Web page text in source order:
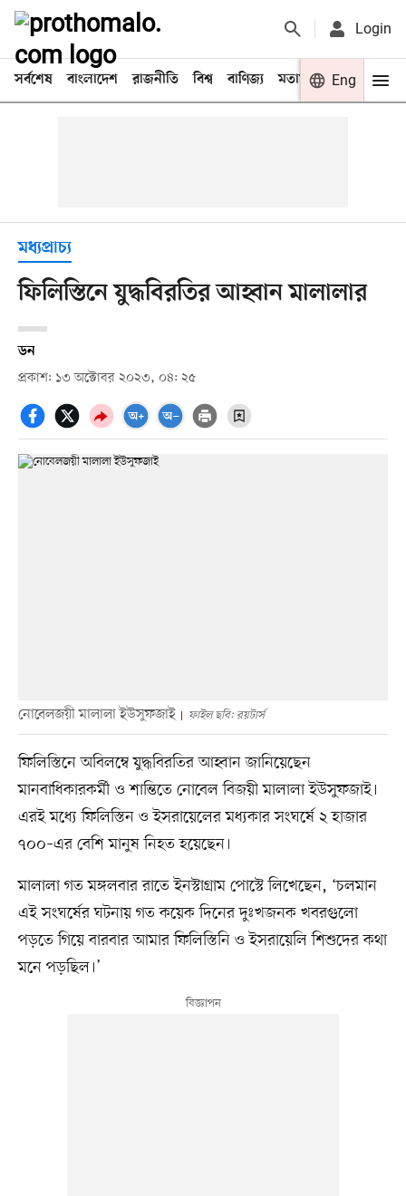
Login
সর্বশেষ বাংলাদেশ রাজনীতি বিশ্ব বাণিজ্য মতামত খেলা
Eng
মধ্যপ্রাচ্য
ফিলিস্তিনে যুদ্ধবিরতির আহ্বান মালালার
ডন
প্রকাশ: ১৩ অক্টোবর ২০২৩, ০৪: ২৫
নোবেলজয়ী মালালা ইউসুফজাই ফাইল ছবি: রয়টার্স
ফিলিস্তিনে অবিলম্বে যুদ্ধবিরতির আহ্বান জানিয়েছেন
মানবাধিকারকর্মী ও শান্তিতে নোবেল বিজয়ী মালালা ইউসুফজাই।
এরই মধ্যে ফিলিস্তিন ও ইসরায়েলের মধ্যকার সংঘর্ষে ২ হাজার
৭০০–এর বেশি মানুষ নিহত হয়েছেন।
মালালা গত মঙ্গলবার রাতে ইনস্টাগ্রাম পোস্টে লিখেছেন, ‘চলমান
এই সংঘর্ষের ঘটনায় গত কয়েক দিনের দুঃখজনক খবরগুলো
পড়তে গিয়ে বারবার আমার ফিলিস্তিনি ও ইসরায়েলি শিশুদের কথা
মনে পড়ছিল।’